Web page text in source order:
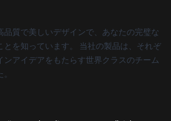
品質で美しいデザインで、あなたの完璧な
とを知っています。 当社の製品は、それぞ
ンアイデアをもたらす世界クラスのチーム